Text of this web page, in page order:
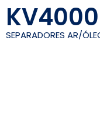
SEPARADORES AR/